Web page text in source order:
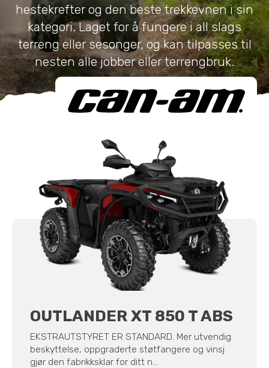
hestekrefter og den beste trekkevnen i sin
kategori. Laget for å fungere i all slags
terreng eller sesonger, og kan tilpasses til
nesten alle jobber eller terrengbruk.
OUTLANDER XT 850 T ABS
EKSTRAUTSTYRET ER STANDARD. Mer utvendig
beskyttelse, oppgraderte støtfangere og vinsj
gjør den fabrikksklar for ditt n...